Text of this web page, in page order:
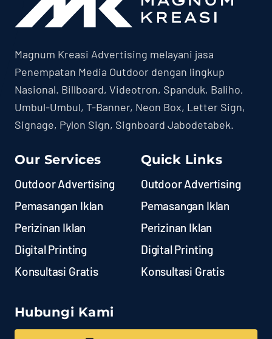
Magnum Kreasi Advertising melayani jasa
Penempatan Media Outdoor dengan lingkup
Nasional. Billboard, Videotron, Spanduk, Baliho,
Umbul-Umbul, T-Banner, Neon Box, Letter Sign,
Signage, Pylon Sign, Signboard Jabodetabek.
Our Services
Outdoor Advertising
Pemasangan Iklan
Perizinan Iklan
Digital Printing
Konsultasi Gratis
Quick Links
Outdoor Advertising
Pemasangan Iklan
Perizinan Iklan
Digital Printing
Konsultasi Gratis
Hubungi Kami